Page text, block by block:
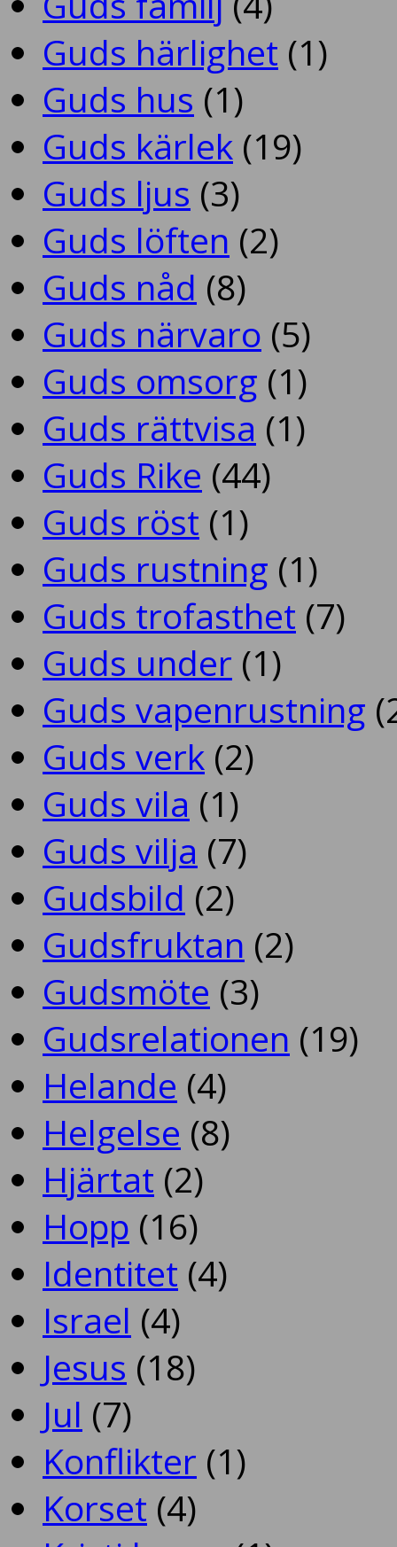
Guds härlighet (1)
Guds hus (1)
Guds kärlek (19)
Guds ljus (3)
Guds löften (2)
Guds nåd (8)
Guds närvaro (5)
Guds omsorg (1)
Guds rättvisa (1)
Guds Rike (44)
Guds röst (1)
Guds rustning (1)
Guds trofasthet (7)
Guds under (1)
Guds vapenrustning
Guds verk (2)
Guds vila (1)
Guds vilja (7)
Gudsbild (2)
Gudsfruktan (2)
Gudsmöte (3)
Gudsrelationen (19)
Helande (4)
Helgelse (8)
Hjärtat (2)
Hopp (16)
Identitet (4)
Israel (4)
Jesus (18)
Jul (7)
Konflikter (1)
Korset (4)